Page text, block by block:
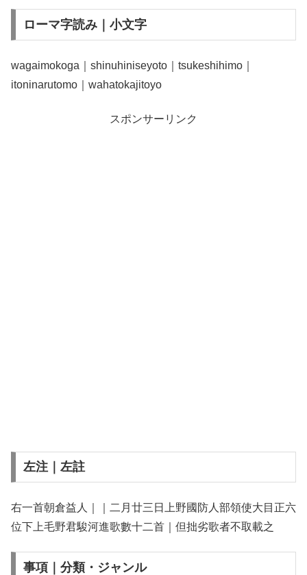
ローマ字読み｜小文字
wagaimokoga｜shinuhiniseyoto｜tsukeshihimo｜
itoninarutomo｜wahatokajitoyo
スポンサーリンク
左注｜左註
右一首朝倉益人｜｜二月廿三日上野國防人部領使大目正六
位下上毛野君駿河進歌數十二首｜但拙劣歌者不取載之
事項｜分類・ジャンル